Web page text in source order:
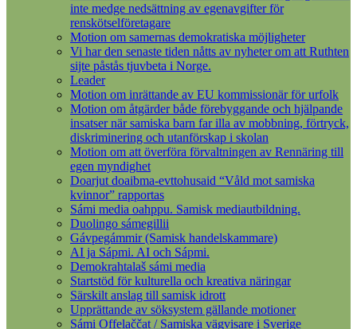
inte medge nedsättning av egenavgifter för
renskötselföretagare
Motion om samernas demokratiska möjligheter
Vi har den senaste tiden nåtts av nyheter om att Ruthten
sijte påstås tjuvbeta i Norge.
Leader
Motion om inrättande av EU kommissionär för urfolk
Motion om åtgärder både förebyggande och hjälpande
insatser när samiska barn far illa av mobbning, förtryck,
diskriminering och utanförskap i skolan
Motion om att överföra förvaltningen av Rennäring till
egen myndighet
Doarjut doaibma-evttohusaid “Våld mot samiska
kvinnor” rapportas
Sámi media oahppu. Samisk mediautbildning.
Duolingo sámegillii
Gávpegámmir (Samisk handelskammare)
AI ja Sápmi. AI och Sápmi.
Demokrahtalaš sámi media
Startstöd för kulturella och kreativa näringar
Särskilt anslag till samisk idrott
Upprättande av söksystem gällande motioner
Sámi Offelaččat / Samiska vägvisare i Sverige